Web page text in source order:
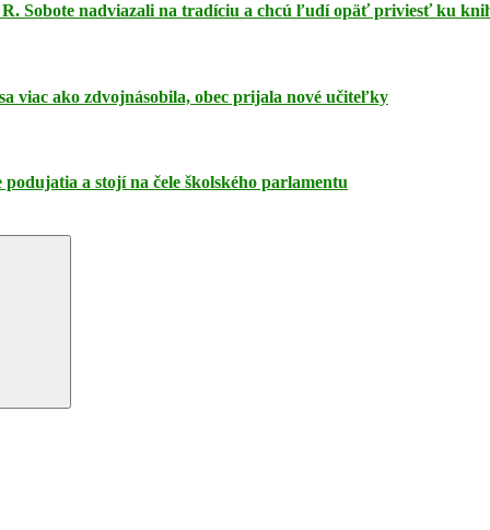
Sobote nadviazali na tradíciu a chcú ľudí opäť priviesť ku
viac ako zdvojnásobila, obec prijala nové učiteľky
a stojí na čele školského parlamentu